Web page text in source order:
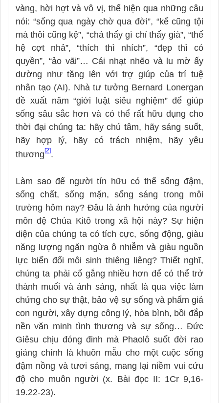
vàng, hời hợt và vô vị, thể hiện qua những câu
nói: “sống qua ngày chờ qua đời”, “kể cũng tội
mà thôi cũng kệ”, “chả thấy gì chỉ thấy già”, “thế
hệ cợt nhả”, “thích thì nhích”, “đẹp thì có
quyền”, “ảo vãi”… Cái nhạt nhẽo và lu mờ ấy
dường như tăng lên với trợ giúp của trí tuệ
nhân tạo (AI). Nhà tư tưởng Bernard Lonergan
đề xuất năm “giới luật siêu nghiệm” để giúp
sống sâu sắc hơn và có thể rất hữu dụng cho
thời đại chúng ta: hãy chú tâm, hãy sáng suốt,
hãy hợp lý, hãy có trách nhiệm, hãy yêu
thương[2].
Làm sao để người tín hữu có thể sống đậm,
sống chất, sống mặn, sống sáng trong môi
trường hôm nay? Đâu là ảnh hưởng của người
môn đệ Chúa Kitô trong xã hội này? Sự hiện
diện của chúng ta có tích cực, sống động, giàu
năng lượng ngăn ngừa ô nhiễm và giàu nguồn
lực biến đổi môi sinh thiêng liêng? Thiết nghĩ,
chúng ta phải cố gắng nhiều hơn để có thể trở
thành muối và ánh sáng, nhất là qua việc làm
chứng cho sự thật, bảo vệ sự sống và phẩm giá
con người, xây dựng công lý, hòa bình, bồi đắp
nền văn minh tình thương và sự sống… Đức
Giêsu chịu đóng đinh mà Phaolô suốt đời rao
giảng chính là khuôn mẫu cho một cuộc sống
đậm nồng và tươi sáng, mang lại niềm vui cứu
độ cho muôn người (x. Bài đọc II: 1Cr 9,16-
19.22-23).